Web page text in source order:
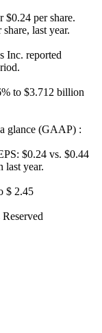
$0.24 per share.
last year.
Inc. reported
to $3.712 billion
glance (GAAP) :
$0.24 vs. $0.44
last year.
$ 2.45